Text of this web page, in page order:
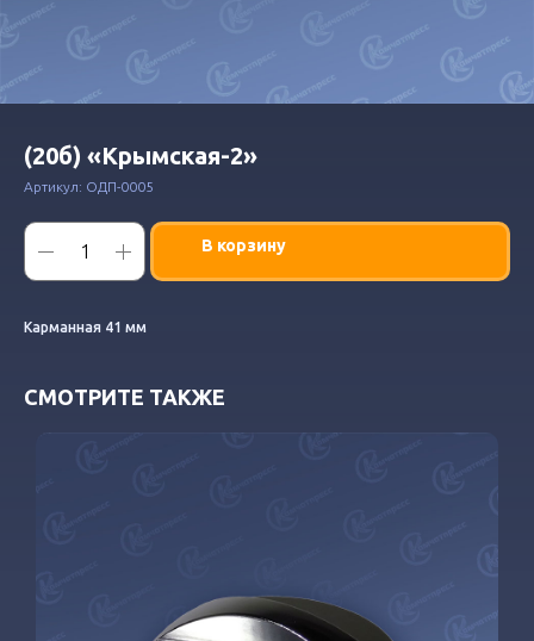
(20б) «Крымская-2»
Артикул: ОДП-0005
В корзину
Карманная 41 мм
СМОТРИТЕ ТАКЖЕ